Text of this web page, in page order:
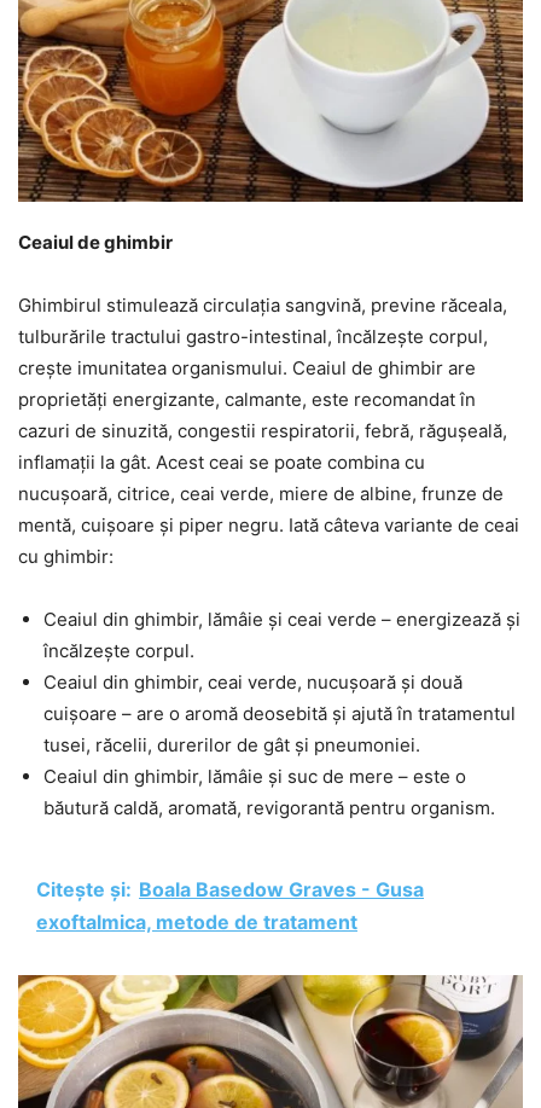
Ceaiul de ghimbir
Ghimbirul stimulează circulația sangvină, previne răceala,
tulburările tractului gastro-intestinal, încălzește corpul,
crește imunitatea organismului. Ceaiul de ghimbir are
proprietăți energizante, calmante, este recomandat în
cazuri de sinuzită, congestii respiratorii, febră, răgușeală,
inflamații la gât. Acest ceai se poate combina cu
nucușoară, citrice, ceai verde, miere de albine, frunze de
mentă, cuișoare și piper negru. Iată câteva variante de ceai
cu ghimbir:
Ceaiul din ghimbir, lămâie și ceai verde – energizează și
încălzește corpul.
Ceaiul din ghimbir, ceai verde, nucușoară și două
cuișoare – are o aromă deosebită și ajută în tratamentul
tusei, răcelii, durerilor de gât și pneumoniei.
Ceaiul din ghimbir, lămâie și suc de mere – este o
băutură caldă, aromată, revigorantă pentru organism.
Citește și: Boala Basedow Graves - Gusa
exoftalmica, metode de tratament